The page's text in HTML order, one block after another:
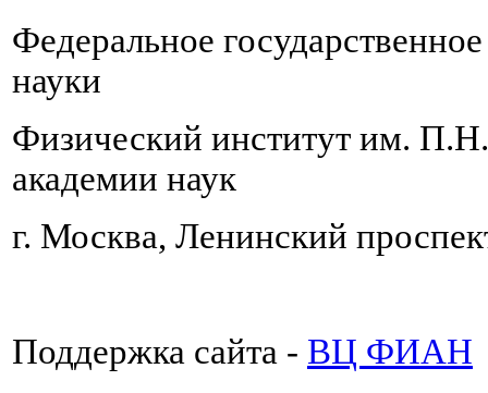
Федеральное
науки
Физический институт им.
академии наук
г. Москва, Ленинский
Поддержка сайта - ВЦ ФИАН